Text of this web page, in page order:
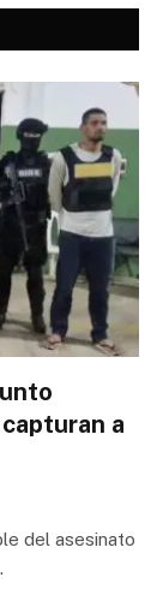
a
del asesinato